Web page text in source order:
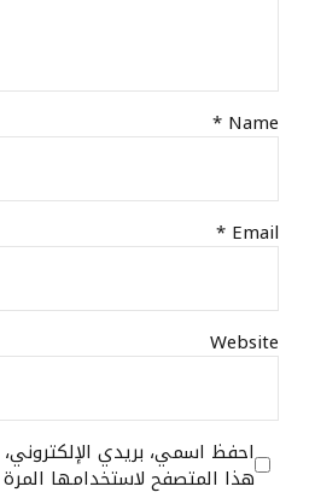
Name *
Email *
Website
احفظ اسمي، بريدي
هذا المتصفح لاستخدامها